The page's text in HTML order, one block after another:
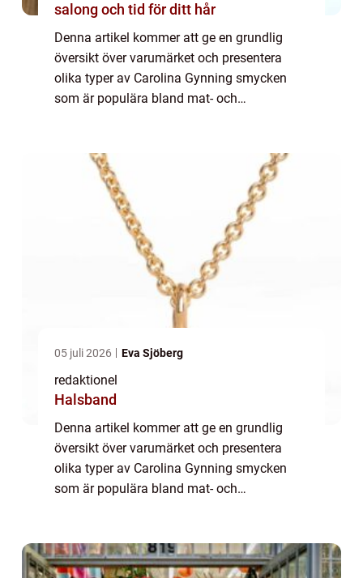
salong och tid för ditt hår
Denna artikel kommer att ge en grundlig
översikt över varumärket och presentera
olika typer av Carolina Gynning smycken
som är populära bland mat- och
och hur de har u...
05 juli 2026 Eva Sjöberg
redaktionel
Halsband
Denna artikel kommer att ge en grundlig
översikt över varumärket och presentera
olika typer av Carolina Gynning smycken
som är populära bland mat- och
och hur de har u...